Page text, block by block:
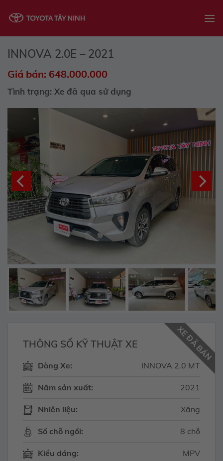
INNOVA 2.0E – 2021
Giá bán: 648.000.000
Tình trạng: Xe đã qua sử dụng
THÔNG SỐ KỸ THUẬT XE
Dòng Xe: INNOVA 2.0 MT
Năm sản xuất: 2021
Nhiên liệu: Xăng
Số chỗ ngồi: 8 chỗ
Kiểu dáng: MPV
XE ĐÃ BÁN